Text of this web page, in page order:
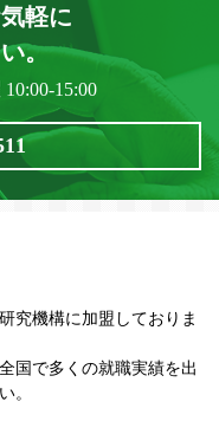
軽に
。
15:00
究機構に加盟しておりま
国で多くの就職実績を出
。